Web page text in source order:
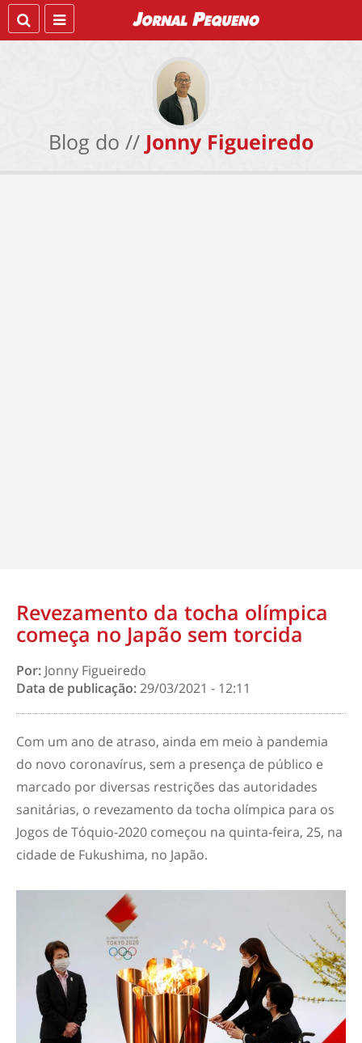
Blog do // Jonny Figueiredo
Revezamento da tocha olímpica
começa no Japão sem torcida
Por: Jonny Figueiredo
Data de publicação:29/03/2021 - 12:11
Com um ano de atraso, ainda em meio à pandemia
do novo coronavírus, sem a presença de público e
marcado por diversas restrições das autoridades
sanitárias, o revezamento da tocha olímpica para os
Jogos de Tóquio-2020 começou na quinta-feira, 25, na
cidade de Fukushima, no Japão.